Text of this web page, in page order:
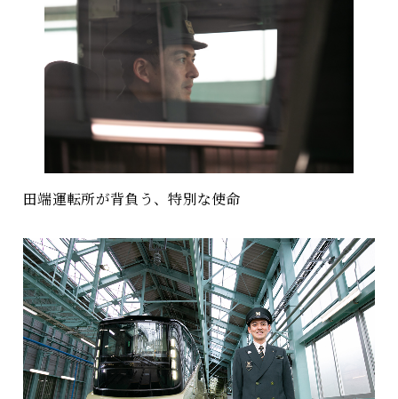
田端運転所が背負う、特別な使命